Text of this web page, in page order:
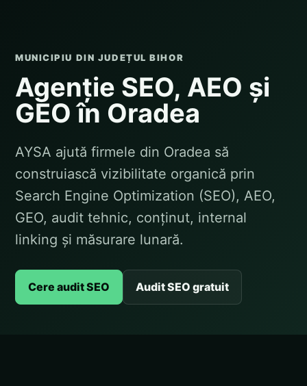
MUNICIPIU DIN JUDEȚUL BIHOR
Agenție SEO, AEO și
GEO în Oradea
AYSA ajută firmele din Oradea să
construiască vizibilitate organică prin
Search Engine Optimization (SEO), AEO,
GEO, audit tehnic, conținut, internal
linking și măsurare lunară.
Cere audit SEO Audit SEO gratuit